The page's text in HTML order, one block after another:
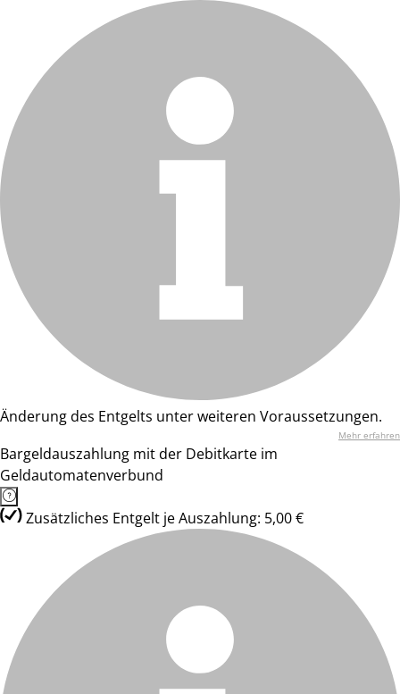
Änderung des Entgelts unter weiteren Voraussetzungen.
Mehr erfahren
Bargeldauszahlung mit der Debitkarte im
Geldautomatenverbund
Zusätzliches Entgelt je Auszahlung: 5,00 €